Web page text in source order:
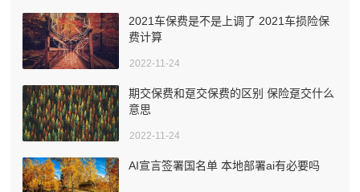
2021车保费是不是上调了 2021车损险保
费计算
2022-11-24
期交保费和趸交保费的区别 保险趸交什么
意思
2022-11-24
AI宣言签署国名单 本地部署ai有必要吗